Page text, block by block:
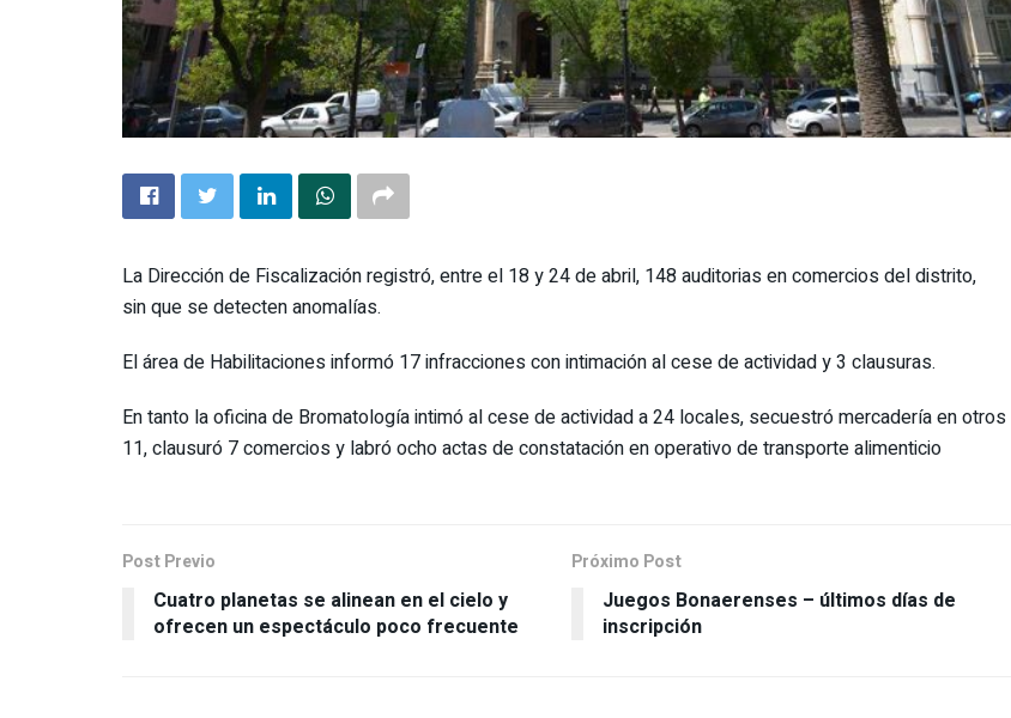
La Dirección de Fiscalización registró, entre el 18 y 24 de abril, 148 auditorias en comercios del distrito,
sin que se detecten anomalías.
El área de Habilitaciones informó 17 infracciones con intimación al cese de actividad y 3 clausuras.
En tanto la oficina de Bromatología intimó al cese de actividad a 24 locales, secuestró mercadería en otros
11, clausuró 7 comercios y labró ocho actas de constatación en operativo de transporte alimenticio
Post Previo
Cuatro planetas se alinean en el cielo y
ofrecen un espectáculo poco frecuente
Próximo Post
Juegos Bonaerenses – últimos días de
inscripción